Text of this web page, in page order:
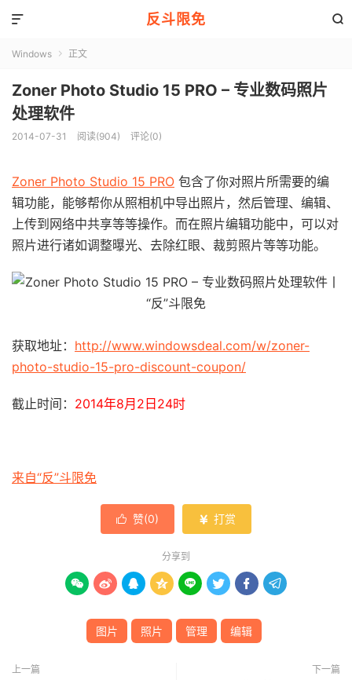
反斗限免 

Windows  正文
Zoner Photo Studio 15 PRO – 专业数码照片
处理软件
2014-07-31 阅读(904) 评论(0)
Zoner Photo Studio 15 PRO 包含了你对照片所需要的编
辑功能，能够帮你从照相机中导出照片，然后管理、编辑、
上传到网络中共享等等操作。而在照片编辑功能中，可以对
照片进行诸如调整曝光、去除红眼、裁剪照片等等功能。
获取地址： http://www.windowsdeal.com/w/zoner-
photo-studio-15-pro-discount-coupon/
截止时间： 2014年8月2日24时
来自“反”斗限免
 赞(0)  打赏
分享到
       
图片 照片 管理 编辑
上一篇 下一篇